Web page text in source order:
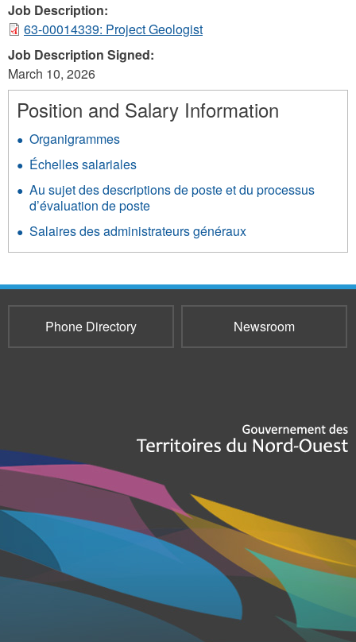
Job Description:
63-00014339: Project Geologist
Job Description Signed:
March 10, 2026
Position and Salary Information
Organigrammes
Échelles salariales
Au sujet des descriptions de poste et du processus
d’évaluation de poste
Salaires des administrateurs généraux
Phone Directory Newsroom